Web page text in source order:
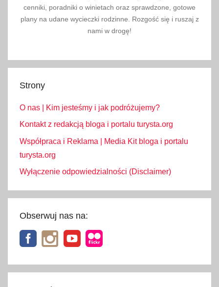
cenniki, poradniki o winietach oraz sprawdzone, gotowe
plany na udane wycieczki rodzinne. Rozgość się i ruszaj z
nami w drogę!
Strony
O nas | Kim jesteśmy i jak podróżujemy?
Kontakt z redakcją bloga i portalu turysta.org
Współpraca i Reklama | Media Kit bloga i portalu
turysta.org
Wyłączenie odpowiedzialności (Disclaimer)
Obserwuj nas na: